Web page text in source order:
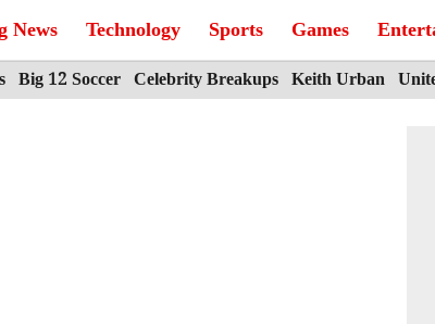
News Technology Sports Games
Big 12 Soccer Celebrity Breakups Keith Urban